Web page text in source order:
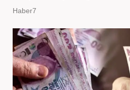
Haber7